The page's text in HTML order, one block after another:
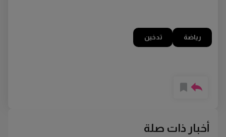
رياضة تدخين
أخبار ذات صلة